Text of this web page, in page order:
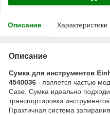
Описание Характеристики
Описание
Сумка для инструментов
4540036 - является частью
Case. Сумка идеально
транспортировки
Практичная система